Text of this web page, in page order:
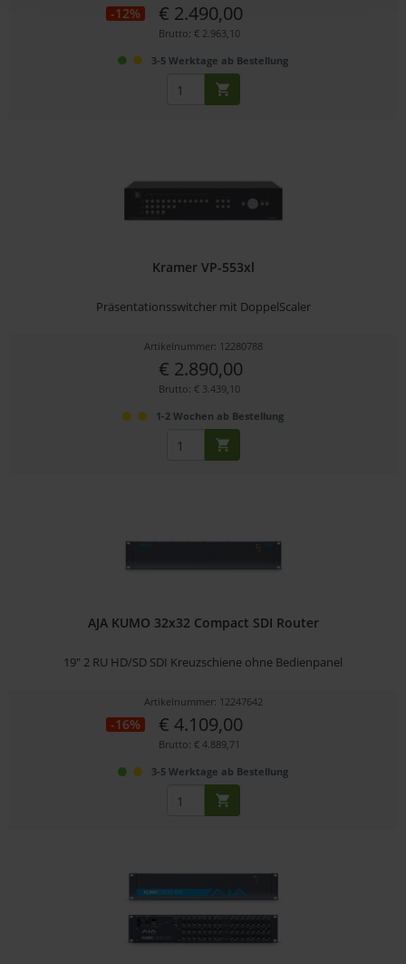
-12% € 2.490,00
Brutto: € 2.963,10
3-5 Werktage ab Bestellung
Kramer VP-553xl
Präsentationsswitcher mit DoppelScaler
Artikelnummer: 12280788
€ 2.890,00
Brutto: € 3.439,10
1-2 Wochen ab Bestellung
AJA KUMO 32x32 Compact SDI Router
19" 2 RU HD/SD SDI Kreuzschiene ohne Bedienpanel
Artikelnummer: 12247642
-16% € 4.109,00
Brutto: € 4.889,71
3-5 Werktage ab Bestellung